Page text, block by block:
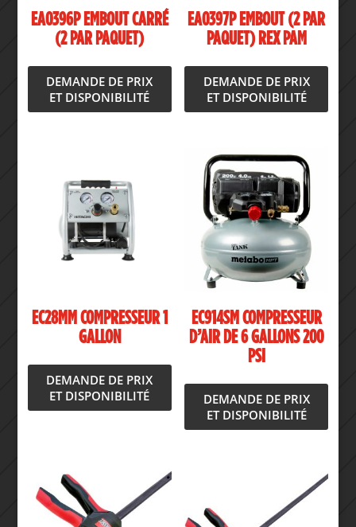
EA0396P EMBOUT CARRÉ
(2 PAR PAQUET)
DEMANDE DE PRIX
ET DISPONIBILITÉ
EA0397P EMBOUT (2 PAR
PAQUET) REX PAM
DEMANDE DE PRIX
ET DISPONIBILITÉ
EC28MM COMPRESSEUR 1
GALLON
DEMANDE DE PRIX
ET DISPONIBILITÉ
EC914SM COMPRESSEUR
D’AIR DE 6 GALLONS 200
PSI
DEMANDE DE PRIX
ET DISPONIBILITÉ